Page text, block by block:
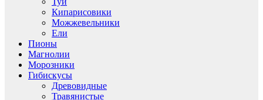
Кипарисовики
Можжевельники
Ели
Пионы
Магнолии
Морозники
Гибискусы
Древовидные
Травянистые